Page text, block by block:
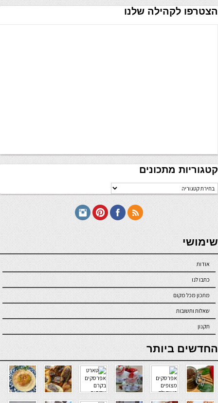
הצטרפו לקהילה שלנו
קטגוריות מתכונים
קטגוריות
מתכונים
seriöse online casinos österreich
שימושי
אודות
כתבו לנו
מתכון מכל מקום
שאלות ותשובות
תקנון
online casino
החדשים ביותר